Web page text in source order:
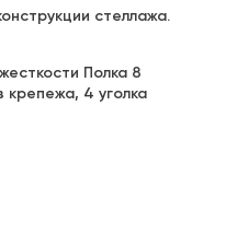
стеллажа.
Полка 8
крепежа, 4 уголка